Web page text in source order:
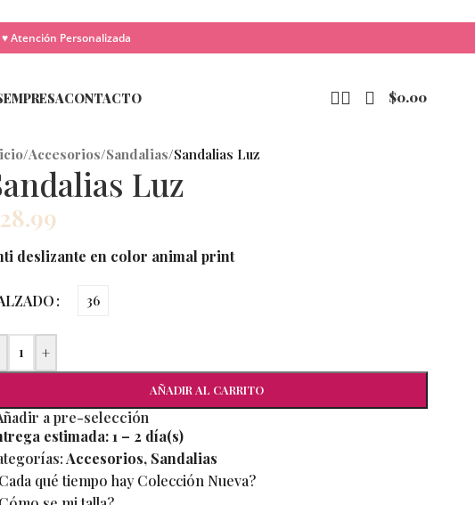
♥ Atención Personalizada
EMPRESACONTACTO $0.00
/Accesorios/Sandalias/Sandalias Luz
Luz
28.99
deslizante en color animal print
36
+
AÑADIR AL CARRITO
a pre-selección
estimada:1 – 2 día(s)
Accesorios, Sandalias
qué tiempo hay Colección Nueva?